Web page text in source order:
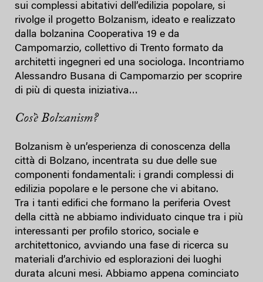
sui complessi abitativi dell’edilizia popolare, si
rivolge il progetto Bolzanism, ideato e realizzato
dalla bolzanina Cooperativa 19 e da
Campomarzio, collettivo di Trento formato da
architetti ingegneri ed una sociologa. Incontriamo
Alessandro Busana di Campomarzio per scoprire
di più di questa iniziativa…
Cos’è Bolzanism?
Bolzanism è un’esperienza di conoscenza della
città di Bolzano, incentrata su due delle sue
componenti fondamentali: i grandi complessi di
edilizia popolare e le persone che vi abitano.
Tra i tanti edifici che formano la periferia Ovest
della città ne abbiamo individuato cinque tra i più
interessanti per profilo storico, sociale e
architettonico, avviando una fase di ricerca su
materiali d’archivio ed esplorazioni dei luoghi
durata alcuni mesi. Abbiamo appena cominciato